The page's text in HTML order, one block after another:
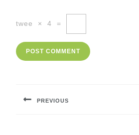
twee × 4 =
PREVIOUS